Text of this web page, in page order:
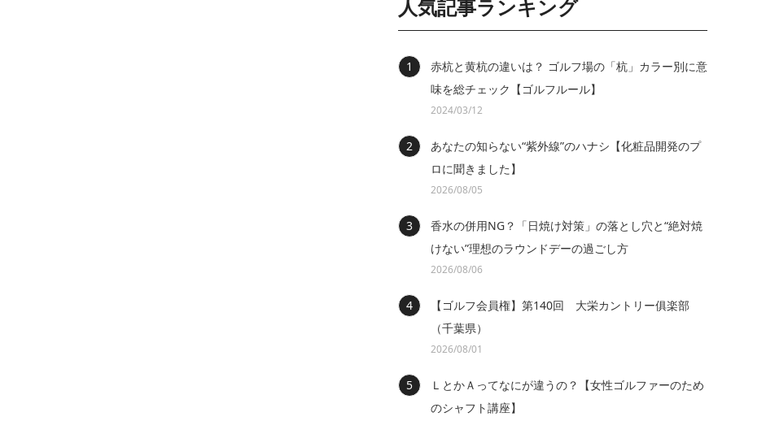
人気記事ランキング
赤杭と黄杭の違いは？ ゴルフ場の「杭」カラー別に意
味を総チェック【ゴルフルール】
2024/03/12
あなたの知らない“紫外線”のハナシ【化粧品開発のプ
ロに聞きました】
2026/08/05
香水の併用NG？「日焼け対策」の落とし穴と“絶対焼
けない”理想のラウンドデーの過ごし方
2026/08/06
【ゴルフ会員権】第140回 大栄カントリー俱楽部
（千葉県）
2026/08/01
ＬとかＡってなにが違うの？【女性ゴルファーのため
のシャフト講座】